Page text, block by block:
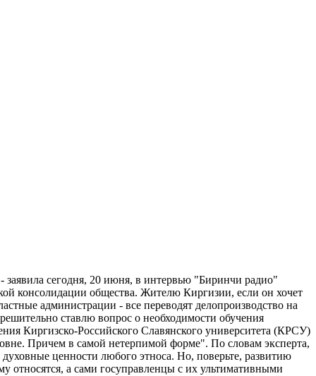
сегодня, 20 июня, в интервью "Биринчи радио"
консолидации общества. Жителю Киргизии, если он хочет
администрации - все переводят делопроизводство на
ставлю вопрос о необходимости обучения
Киргизско-Российского Славянского университета (КРСУ)
Причем в самой нетерпимой форме". По словам эксперта,
духовные ценности любого этноса. Но, поверьте, развитию
относятся, а сами госуправленцы с их ультимативными